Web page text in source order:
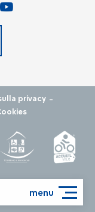
menu
privacy -